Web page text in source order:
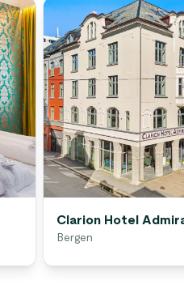
Clarion Hotel
Bergen